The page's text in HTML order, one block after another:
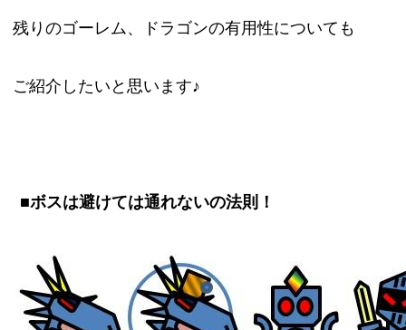
残りのゴーレム、ドラゴンの有用性についても
ご紹介したいと思います♪
■ボスは避けては通れないの法則！